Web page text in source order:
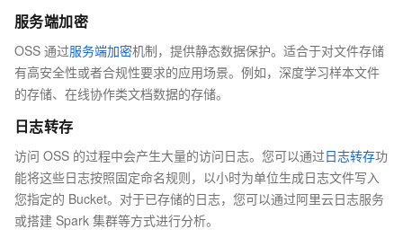
服务端加密
OSS 通过服务端加密机制，提供静态数据保护。适合于对文件存储
有高安全性或者合规性要求的应用场景。例如，深度学习样本文件
的存储、在线协作类文档数据的存储。
日志转存
访问 OSS 的过程中会产生大量的访问日志。您可以通过日志转存功
能将这些日志按照固定命名规则，以小时为单位生成日志文件写入
您指定的 Bucket。对于已存储的日志，您可以通过阿里云日志服务
或搭建 Spark 集群等方式进行分析。